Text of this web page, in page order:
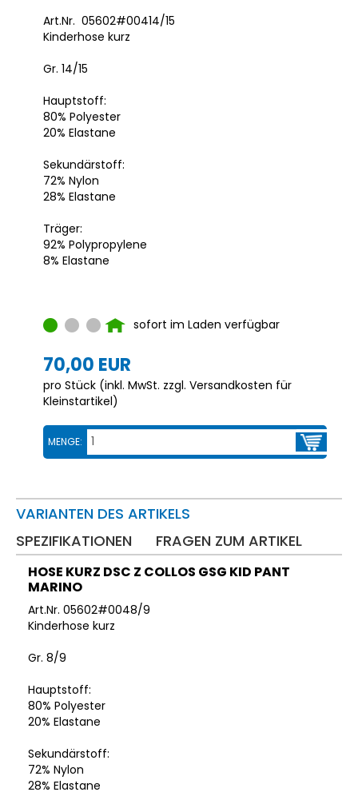
Art.Nr. 05602#00414/15
Kinderhose kurz
Gr. 14/15
Hauptstoff:
80% Polyester
20% Elastane
Sekundärstoff:
72% Nylon
28% Elastane
Träger:
92% Polypropylene
8% Elastane
sofort im Laden verfügbar
70,00 EUR
pro Stück (inkl. MwSt. zzgl. Versandkosten für
Kleinstartikel)
MENGE:
VARIANTEN DES ARTIKELS
SPEZIFIKATIONEN
FRAGEN ZUM ARTIKEL
HOSE KURZ DSC Z COLLOS GSG KID PANT
MARINO
Art.Nr. 05602#0048/9
Kinderhose kurz
Gr. 8/9
Hauptstoff:
80% Polyester
20% Elastane
Sekundärstoff:
72% Nylon
28% Elastane